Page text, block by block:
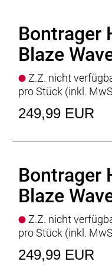
Wahrscheinlichkeit
Unfall ist von vielen
von der Art des
Gesundheitszustand
WaveCel ist eine
wirksamer vor
Fahrradunfälle
komprimierbare
einem Sturz die
Eine TIME Magazine
Bontrager
Blaze
Z.Z. nicht
pro Stück (inkl.
249,99 EUR
Bontrager
Blaze
Z.Z. nicht
pro Stück (inkl.
249,99 EUR